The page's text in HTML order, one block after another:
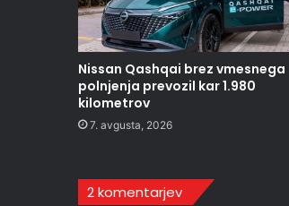
Nissan Qashqai brez vmesnega
polnjenja prevozil kar 1.980
kilometrov
7. avgusta, 2026
2 komentarjev